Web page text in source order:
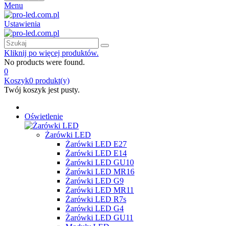
Menu
Ustawienia
Kliknij po więcej produktów.
No products were found.
0
Koszyk0 produkt(y)
Twój koszyk jest pusty.
Oświetlenie
Żarówki LED
Żarówki LED E27
Żarówki LED E14
Żarówki LED GU10
Żarówki LED MR16
Żarówki LED G9
Żarówki LED MR11
Żarówki LED R7s
Żarówki LED G4
Żarówki LED GU11